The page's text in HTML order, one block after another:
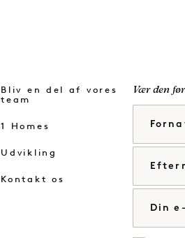
Bliv en del af vores
team
1 Homes
Udvikling
Kontakt os
Vær den